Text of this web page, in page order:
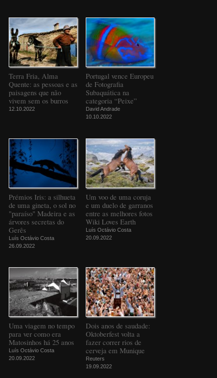
Terra Fria, Alma
Quente: as pessoas e as
paisagens que não
vivem sem os burros
12.10.2022
Portugal vence Europeu
de Fotografia
Subaquática na
categoria “Peixe”
David Andrade
10.10.2022
Prémios Iris: a silhueta
de uma gineta, o sol no
"paraíso" Madeira e as
árvores secretas do
Gerês
Luís Octávio Costa
26.09.2022
Um voo de uma coruja
e um duelo de garranos
entre as melhores fotos
Wiki Loves Earth
Luís Octávio Costa
20.09.2022
Uma viagem no tempo
para ver como era
Matosinhos há 25 anos
Luís Octávio Costa
20.09.2022
Dois anos de saudade:
Oktoberfest volta a
fazer correr rios de
cerveja em Munique
Reuters
19.09.2022